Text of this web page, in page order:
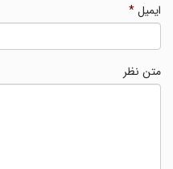
ایمیل*
متن نظر